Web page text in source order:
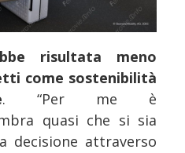
risultata meno
come sostenibilità
. “Per me è
quasi che si sia
decisione attraverso